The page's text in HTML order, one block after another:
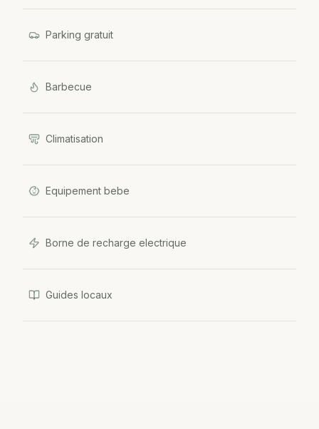
Parking gratuit
Barbecue
Climatisation
Equipement bebe
Borne de recharge electrique
Guides locaux